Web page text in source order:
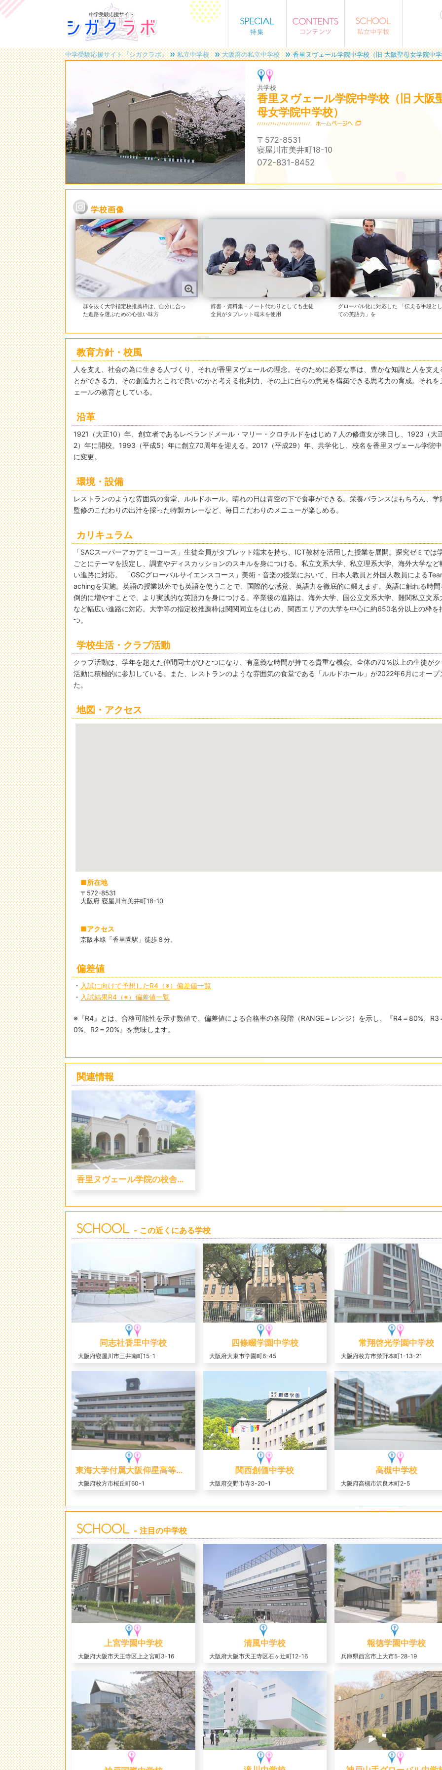
中学受験応援サイト『シガクラボ』 私立中学校 大阪府の私立中学校 香里ヌヴェール学院中学校（旧 大阪聖母女学院中
共学校
香里ヌヴェール学院中学校（旧 大阪
母女学院中学校）
〒572-8531
寝屋川市美井町18-10
072-831-8452
学校画像
群を抜く大学指定校推薦枠は、自分に合っ
た進路を選ぶための心強い味方
辞書・資料集・ノート代わりとしても生徒
全員がタブレット端末を使用
グローバル化に対応した 「伝える手段と
ての英語力」を
教育方針・校風
人を支え、社会の為に生きる人づくり、それが香里ヌヴェールの理念。そのために必要な事は、豊かな知識と人を支え
とができる力、その創造力とこれで良いのかと考える批判力、その上に自らの意見を構築できる思考力の育成。それを
ェールの教育としている。
沿革
1921（大正10）年、創立者であるレベランドメール・マリー・クロチルドをはじめ７人の修道女が来日し、1923（大
2）年に開校。1993（平成5）年に創立70周年を迎える。2017（平成29）年、共学化し、校名を香里ヌヴェール学院
に変更。
環境・設備
レストランのような雰囲気の食堂、ルルドホール。晴れの日は青空の下で食事ができる。栄養バランスはもちろん、学
監修のこだわりの出汁を採った特製カレーなど、毎日こだわりのメニューが楽しめる。
カリキュラム
「SACスーパーアカデミーコース」生徒全員がタブレット端末を持ち、ICT教材を活用した授業を展開。探究ゼミでは
ごとにテーマを設定し、調査やディスカッションのスキルを身につける。私立文系大学、私立理系大学、海外大学など
い進路に対応。 「GSCグローバルサイエンスコース」美術・音楽の授業において、日本人教員と外国人教員による
achingを実施。英語の授業以外でも英語を使うことで、国際的な感覚、英語力を徹底的に鍛えます。英語に触れる時
倒的に増やすことで、より実践的な英語力を身につける。卒業後の進路は、海外大学、国公立文系大学、難関私立文系
など幅広い進路に対応。大学等の指定校推薦枠は関関同立をはじめ、関西エリアの大学を中心に約650名分以上の枠を
つ。
学校生活・クラブ活動
クラブ活動は、学年を超えた仲間同士がひとつになり、有意義な時間が持てる貴重な機会。全体の70％以上の生徒が
活動に積極的に参加している。また、レストランのような雰囲気の食堂である「ルルドホール」が2022年6月にオープ
た。
地図・アクセス
所在地
〒572-8531
大阪府 寝屋川市美井町18-10
アクセス
京阪本線「香里園駅」徒歩８分。
偏差値
・ 入試に向けて予想したR4（※）偏差値一覧
・ 入試結果R4（※）偏差値一覧
※『R4』とは、合格可能性を示す数値で、偏差値による合格率の各段階（RANGE＝レンジ）を示し、『R4＝80%、R3
0%、R2＝20%』を意味します。
関連情報
香里ヌヴェール学院の校舎・食堂がエモい！
- この近くにある学校
同志社香里中学校
大阪府寝屋川市三井南町15-1
四條畷学園中学校
大阪府大東市学園町6-45
常翔啓光学園中学校
大阪府枚方市禁野本町1-13-21
東海大学付属大阪仰星高等学校中等部
大阪府枚方市桜丘町60-1
関西創価中学校
大阪府交野市寺3-20-1
高槻中学校
大阪府高槻市沢良木町2-5
- 注目の中学校
上宮学園中学校
大阪府大阪市天王寺区上之宮町3-16
清風中学校
大阪府大阪市天王寺区石ヶ辻町12-16
報徳学園中学校
兵庫県西宮市上大市5-28-19